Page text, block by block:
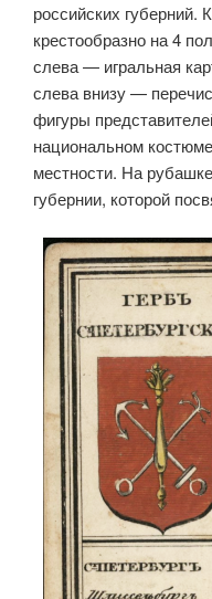
российских губерний.
крестообразно на 4
слева — игральная
слева внизу —
фигуры
национальном
местности. На
губернии, которой